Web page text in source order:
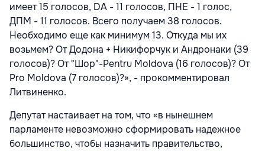
имеет 15 голосов, DA - 11 голосов, ПНЕ - 1 голос,
ДПМ - 11 голосов. Всего получаем 38 голосов.
Необходимо еще как минимум 13. Откуда мы их
возьмем? От Додона + Никифорчук и Андронаки (39
голосов)? От "Шор"-Pentru Moldova (16 голосов)? От
Pro Moldova (7 голосов)?», - прокомментировал
Литвиненко.
Депутат настаивает на том, что «в нынешнем
парламенте невозможно сформировать надежное
большинство, чтобы назначить правительство,